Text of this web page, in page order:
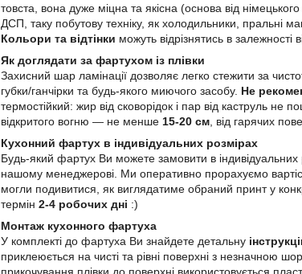
товста, вона дуже міцна та якісна (основа від
ДСП, таку побутову техніку, як холодильники, пральні
Кольори та відтінки можуть відрізнятись в
Як доглядати за фартухом із плівки
Захисний шар ламінації дозволяє легко стежити за
губки/ганчірки та будь-якого миючого засобу. Не
термостійкий: жир від сковорідок і пар від каструль
відкритого вогню — не менше 15-20 см , від гарячих
Кухонний фартух в індивідуальних розмірах
Будь-який фартух Ви можете замовити в індивідуальних
нашому менеджерові. Ми оперативно прорахуємо
могли подивитися, як виглядатиме обраний принт у
термін 2-4 робочих дні :)
Монтаж кухонного фартуха
У комплекті до фартуха Ви знайдете детальну
приклеюється на чисті та рівні поверхні з незначною